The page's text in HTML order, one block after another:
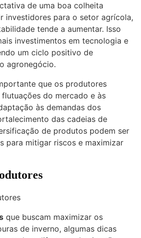
de uma boa colheita
investidores para o setor agrícola,
tende a aumentar. Isso
investimentos em tecnologia e
um ciclo positivo de
agronegócio.
que os produtores
do mercado e às
às demandas dos
das cadeias de
de produtos podem ser
para mitigar riscos e maximizar
que buscam maximizar os
de inverno, algumas dicas